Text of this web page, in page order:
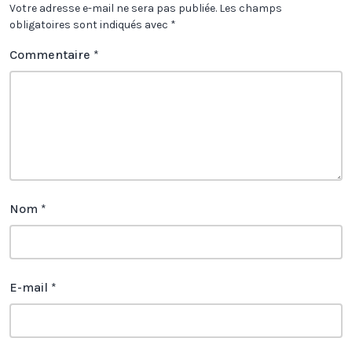
Votre adresse e-mail ne sera pas publiée. Les champs
obligatoires sont indiqués avec *
Commentaire *
Nom *
E-mail *